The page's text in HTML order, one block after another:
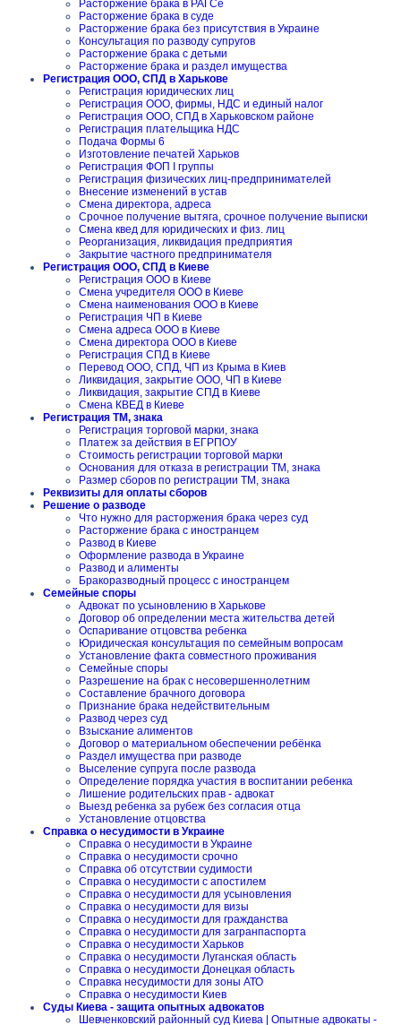
Расторжение брака в РАГСе
Расторжение брака в суде
Расторжение брака без присутствия в Украине
Консультация по разводу супругов
Расторжение брака с детьми
Расторжение брака и раздел имущества
Регистрация ООО, СПД в Харькове
Регистрация юридических лиц
Регистрация ООО, фирмы, НДС и единый налог
Регистрация ООО, СПД в Харьковском районе
Регистрация плательщика НДС
Подача Формы 6
Изготовление печатей Харьков
Регистрация ФОП I группы
Регистрация физических лиц-предпринимателей
Внесение изменений в устав
Смена директора, адреса
Срочное получение вытяга, срочное получение выписки
Смена квед для юридических и физ. лиц
Реорганизация, ликвидация предприятия
Закрытие частного предпринимателя
Регистрация ООО, СПД в Киеве
Регистрация ООО в Киеве
Смена учредителя ООО в Киеве
Смена наименования ООО в Киеве
Регистрация ЧП в Киеве
Смена адреса ООО в Киеве
Смена директора ООО в Киеве
Регистрация СПД в Киеве
Перевод ООО, СПД, ЧП из Крыма в Киев
Ликвидация, закрытие ООО, ЧП в Киеве
Ликвидация, закрытие СПД в Киеве
Смена КВЕД в Киеве
Регистрация ТМ, знака
Регистрация торговой марки, знака
Платеж за действия в ЕГРПОУ
Стоимость регистрации торговой марки
Основания для отказа в регистрации ТМ, знака
Размер сборов по регистрации ТМ, знака
Реквизиты для оплаты сборов
Решение о разводе
Что нужно для расторжения брака через суд
Расторжение брака с иностранцем
Развод в Киеве
Оформление развода в Украине
Развод и алименты
Бракоразводный процесс с иностранцем
Семейные споры
Адвокат по усыновлению в Харькове
Договор об определении места жительства детей
Оспаривание отцовства ребенка
Юридическая консультация по семейным вопросам
Установление факта совместного проживания
Семейные споры
Разрешение на брак с несовершеннолетним
Составление брачного договора
Признание брака недействительным
Развод через суд
Взыскание алиментов
Договор о материальном обеспечении ребёнка
Раздел имущества при разводе
Выселение супруга после развода
Определение порядка участия в воспитании ребенка
Лишение родительских прав - адвокат
Выезд ребенка за рубеж без согласия отца
Установление отцовства
Справка о несудимости в Украине
Справка о несудимости в Украине
Справка о несудимости срочно
Справка об отсутствии судимости
Справка о несудимости с апостилем
Справка о несудимости для усыновления
Справка о несудимости для визы
Справка о несудимости для гражданства
Справка о несудимости для загранпаспорта
Справка о несудимости Харьков
Справка о несудимости Луганская область
Справка о несудимости Донецкая область
Справка несудимости для зоны АТО
Справка о несудимости Киев
Суды Киева - защита опытных адвокатов
Шевченковский районный суд Киева | Опытные адвокаты -